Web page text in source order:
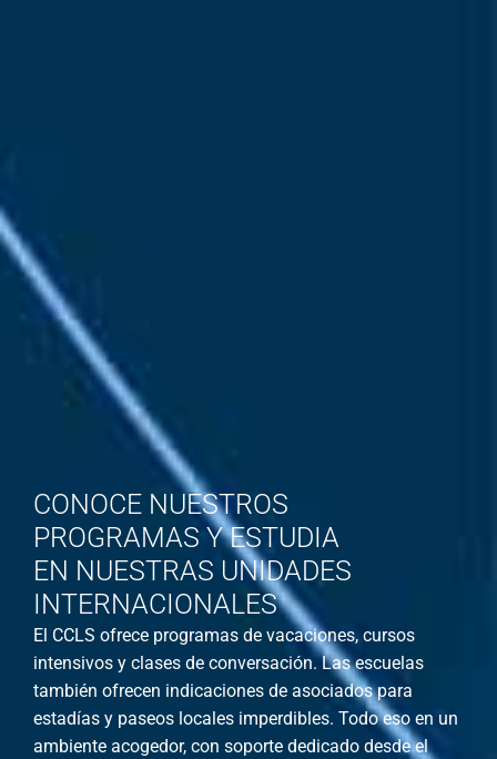
CONOCE NUESTROS
PROGRAMAS Y ESTUDIA
EN NUESTRAS UNIDADES
INTERNACIONALES
El CCLS ofrece programas de vacaciones, cursos
intensivos y clases de conversación. Las escuelas
también ofrecen indicaciones de asociados para
estadías y paseos locales imperdibles. Todo eso en un
ambiente acogedor, con soporte dedicado desde el